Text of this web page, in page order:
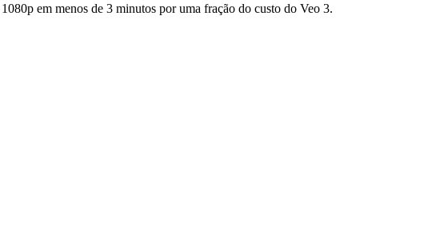
em menos de 3 minutos por uma fração do custo do Veo 3.